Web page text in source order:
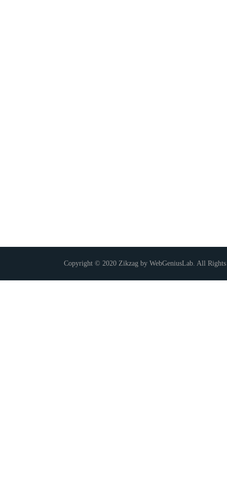
Copyright © 2020 Zikzag by WebGeniusLab. All Rights